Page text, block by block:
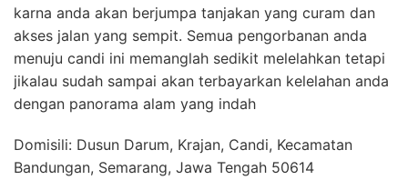
karna anda akan berjumpa tanjakan yang curam dan
akses jalan yang sempit. Semua pengorbanan anda
menuju candi ini memanglah sedikit melelahkan tetapi
jikalau sudah sampai akan terbayarkan kelelahan anda
dengan panorama alam yang indah
Domisili: Dusun Darum, Krajan, Candi, Kecamatan
Bandungan, Semarang, Jawa Tengah 50614